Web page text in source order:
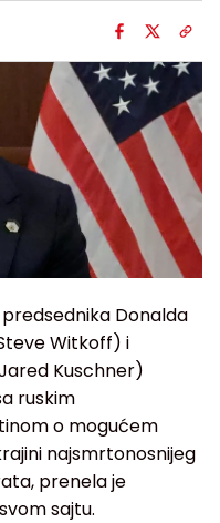
Donalda
Witkoff) i
Kuschner)
ruskim
o mogućem
najsmrtonosnijeg
prenela je
sajtu.